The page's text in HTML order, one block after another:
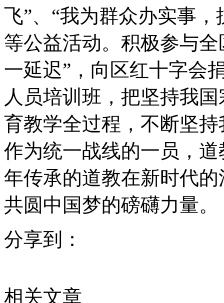
飞”、“我为群众办实事
等公益活动。积极参与
一延迟”，向区红十字会
人员培训班，把坚持我
育教学全过程，不断坚
作为统一战线的一员，
年传承的道教在新时代
共圆中国梦的磅礴力量
分享到：
相关文章